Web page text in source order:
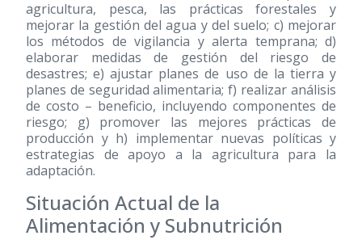
agricultura, pesca, las prácticas forestales y
mejorar la gestión del agua y del suelo; c) mejorar
los métodos de vigilancia y alerta temprana; d)
elaborar medidas de gestión del riesgo de
desastres; e) ajustar planes de uso de la tierra y
planes de seguridad alimentaria; f) realizar análisis
de costo – beneficio, incluyendo componentes de
riesgo; g) promover las mejores prácticas de
producción y h) implementar nuevas políticas y
estrategias de apoyo a la agricultura para la
adaptación.
Situación Actual de la
Alimentación y Subnutrición